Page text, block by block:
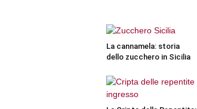
La cannamela: storia
dello zucchero in Sicilia